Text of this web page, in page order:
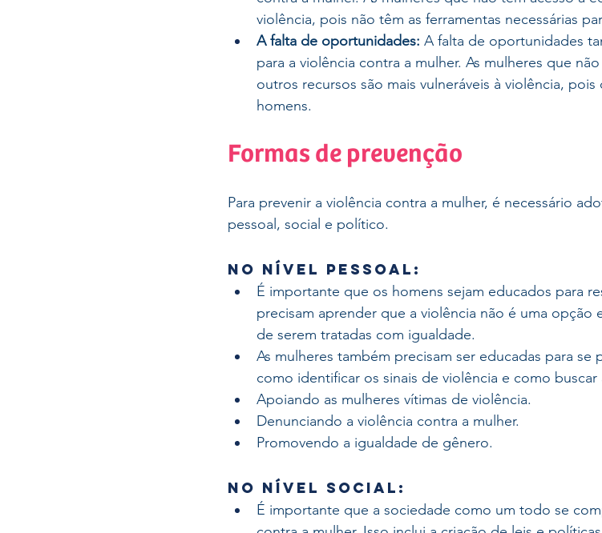
violência, pois não têm as ferramentas necessárias
A falta de oportunidades: A falta de oportunidades
para a violência contra a mulher. As mulheres que
outros recursos são mais vulneráveis à violência,
homens.
Formas de prevenção
Para prevenir a violência contra a mulher, é necessário
pessoal, social e político.
No nível pessoal:
É importante que os homens sejam educados para
precisam aprender que a violência não é uma opção
de serem tratadas com igualdade.
As mulheres também precisam ser educadas para se
como identificar os sinais de violência e como buscar
Apoiando as mulheres vítimas de violência.
Denunciando a violência contra a mulher.
Promovendo a igualdade de gênero.
No nível social:
É importante que a sociedade como um todo se